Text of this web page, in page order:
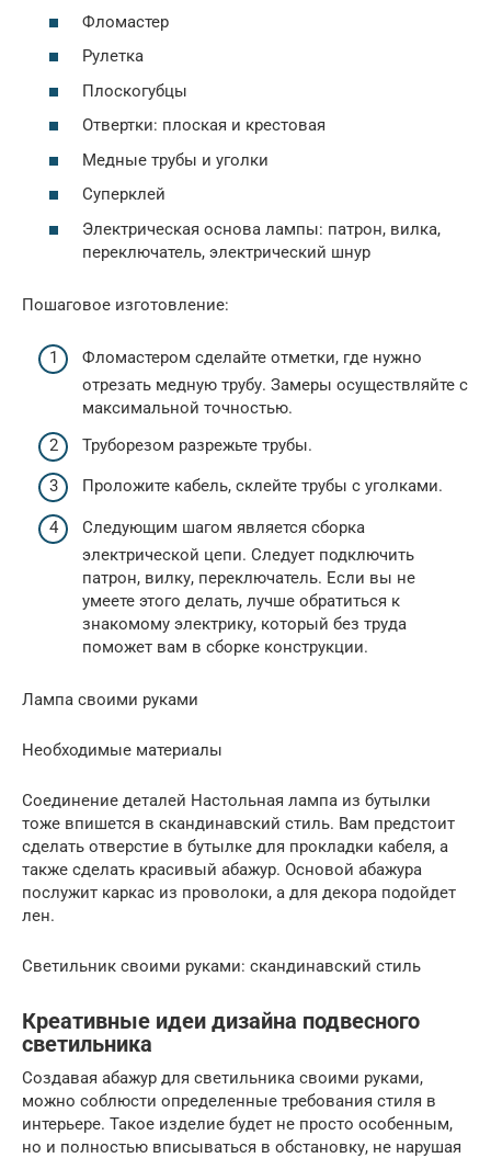
Фломастер
Рулетка
Плоскогубцы
Отвертки: плоская и крестовая
Медные трубы и уголки
Суперклей
Электрическая основа лампы: патрон, вилка,
переключатель, электрический шнур
Пошаговое изготовление:
Фломастером сделайте отметки, где нужно
отрезать медную трубу. Замеры осуществляйте с
максимальной точностью.
Труборезом разрежьте трубы.
Проложите кабель, склейте трубы с уголками.
Следующим шагом является сборка
электрической цепи. Следует подключить
патрон, вилку, переключатель. Если вы не
умеете этого делать, лучше обратиться к
знакомому электрику, который без труда
поможет вам в сборке конструкции.
Лампа своими руками
Необходимые материалы
Соединение деталей Настольная лампа из бутылки
тоже впишется в скандинавский стиль. Вам предстоит
сделать отверстие в бутылке для прокладки кабеля, а
также сделать красивый абажур. Основой абажура
послужит каркас из проволоки, а для декора подойдет
лен.
Светильник своими руками: скандинавский стиль
Креативные идеи дизайна подвесного
светильника
Создавая абажур для светильника своими руками,
можно соблюсти определенные требования стиля в
интерьере. Такое изделие будет не просто особенным,
но и полностью вписываться в обстановку, не нарушая